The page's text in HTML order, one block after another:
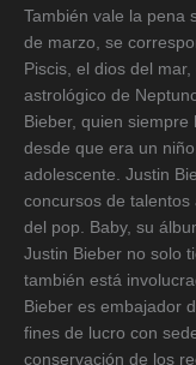
También vale la pena
de marzo, se
Piscis, el dios del
astrológico de
Bieber, quien
desde que era un
adolescente. Justin
concursos de
del pop. Baby, su
Justin Bieber no solo
también está
Bieber es embajador
fines de lucro con
conservación de los